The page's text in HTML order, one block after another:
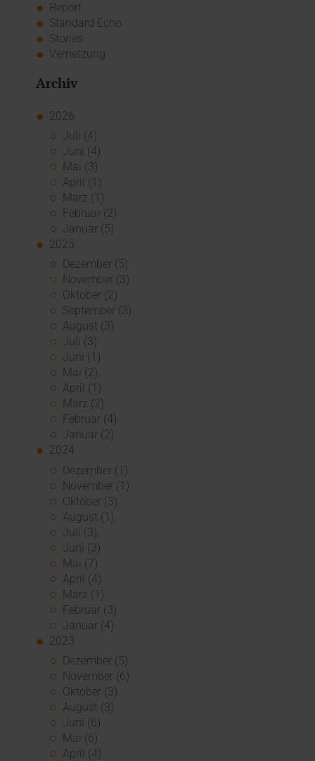
Report
Standard Echo
Stories
Vernetzung
Archiv
2026
Juli (4)
Juni (4)
Mai (3)
April (1)
März (1)
Februar (2)
Januar (5)
2025
Dezember (5)
November (3)
Oktober (2)
September (3)
August (3)
Juli (3)
Juni (1)
Mai (2)
April (1)
März (2)
Februar (4)
Januar (2)
2024
Dezember (1)
November (1)
Oktober (3)
August (1)
Juli (3)
Juni (3)
Mai (7)
April (4)
März (1)
Februar (3)
Januar (4)
2023
Dezember (5)
November (6)
Oktober (3)
August (3)
Juni (6)
Mai (6)
April (4)